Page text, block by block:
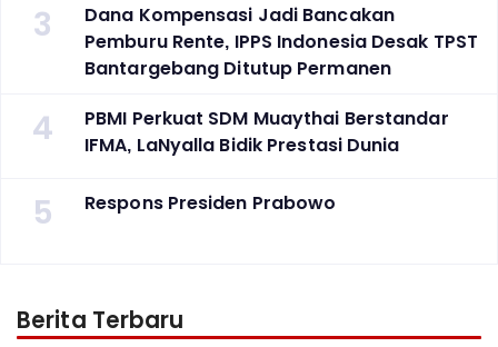
3
Dana Kompensasi Jadi Bancakan
Pemburu Rente, IPPS Indonesia Desak TPST
Bantargebang Ditutup Permanen
4
PBMI Perkuat SDM Muaythai Berstandar
IFMA, LaNyalla Bidik Prestasi Dunia
5 Respons Presiden Prabowo
Berita Terbaru